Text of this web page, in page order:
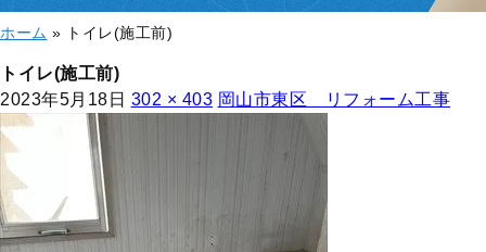
ホーム » トイレ(施工前)
トイレ(施工前)
2023年5月18日 302 × 403 岡山市東区 リフォーム工事